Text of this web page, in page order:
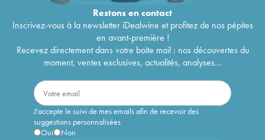
Restons encontact
Inscrivez-vous à la newsletter iDealwine et profitez de nos pépites
en avant-première !
Recevez directement dans votre boîte mail : nos découvertes du
moment, ventes exclusives, actualités, analyses...
J'accepte le suivi de mes emails afin de recevoir des
suggestions personnalisées
Oui
Non